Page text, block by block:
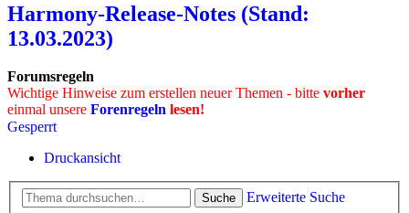
Harmony-Release-Notes (Stand:
13.03.2023)
Forumsregeln
Wichtige Hinweise zum erstellen neuer Themen - bitte vorher
einmal unsere Forenregeln lesen!
Gesperrt
Druckansicht
Suche
Erweiterte Suche